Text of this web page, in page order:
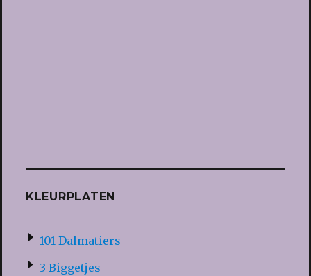
KLEURPLATEN
101 Dalmatiers
3 Biggetjes